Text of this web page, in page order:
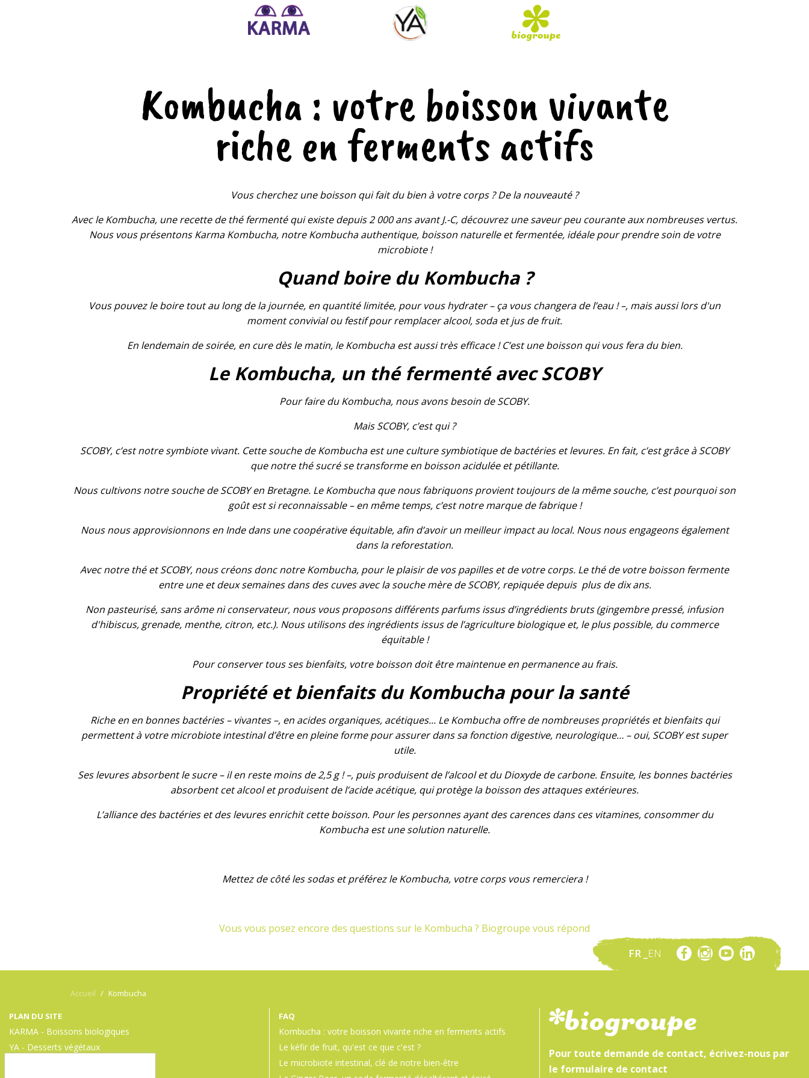
GLACE COCO
Kombucha : votre boisson vivante
riche en ferments actifs
Vous cherchez une boisson qui fait du bien à votre corps ? De la nouveauté ?
Avec le Kombucha, une recette de thé fermenté qui existe depuis 2 000 ans avant J.-C, découvrez une saveur peu courante aux nombreuses vertus.
Nous vous présentons Karma Kombucha, notre Kombucha authentique, boisson naturelle et fermentée, idéale pour prendre soin de votre
microbiote !
Quand boire du Kombucha ?
Vous pouvez le boire tout au long de la journée, en quantité limitée, pour vous hydrater – ça vous changera de l’eau ! –, mais aussi lors d'un
moment convivial ou festif pour remplacer alcool, soda et jus de fruit.
En lendemain de soirée, en cure dès le matin, le Kombucha est aussi très efficace ! C’est une boisson qui vous fera du bien.
Le Kombucha, un thé fermenté avec SCOBY
Pour faire du Kombucha, nous avons besoin de SCOBY.
Mais SCOBY, c’est qui ?
SCOBY, c’est notre symbiote vivant. Cette souche de Kombucha est une culture symbiotique de bactéries et levures. En fait, c’est grâce à SCOBY
que notre thé sucré se transforme en boisson acidulée et pétillante.
Nous cultivons notre souche de SCOBY en Bretagne. Le Kombucha que nous fabriquons provient toujours de la même souche, c’est pourquoi son
goût est si reconnaissable – en même temps, c’est notre marque de fabrique !
Nous nous approvisionnons en Inde dans une coopérative équitable, afin d’avoir un meilleur impact au local. Nous nous engageons également
dans la reforestation.
Avec notre thé et SCOBY, nous créons donc notre Kombucha, pour le plaisir de vos papilles et de votre corps. Le thé de votre boisson fermente
entre une et deux semaines dans des cuves avec la souche mère de SCOBY, repiquée depuis plus de dix ans.
Non pasteurisé, sans arôme ni conservateur, nous vous proposons différents parfums issus d’ingrédients bruts (gingembre pressé, infusion
d'hibiscus, grenade, menthe, citron, etc.). Nous utilisons des ingrédients issus de l’agriculture biologique et, le plus possible, du commerce
équitable !
Pour conserver tous ses bienfaits, votre boisson doit être maintenue en permanence au frais.
Propriété et bienfaits du Kombucha pour la santé
Riche en en bonnes bactéries – vivantes –, en acides organiques, acétiques... Le Kombucha offre de nombreuses propriétés et bienfaits qui
permettent à votre microbiote intestinal d’être en pleine forme pour assurer dans sa fonction digestive, neurologique… – oui, SCOBY est super
utile.
Ses levures absorbent le sucre – il en reste moins de 2,5 g ! –, puis produisent de l’alcool et du Dioxyde de carbone. Ensuite, les bonnes bactéries
absorbent cet alcool et produisent de l’acide acétique, qui protège la boisson des attaques extérieures.
L’alliance des bactéries et des levures enrichit cette boisson. Pour les personnes ayant des carences dans ces vitamines, consommer du
Kombucha est une solution naturelle.
Mettez de côté les sodas et préférez le Kombucha, votre corps vous remerciera !
Vous vous posez encore des questions sur le Kombucha ? Biogroupe vous répond
FR EN
Accueil Kombucha
PLAN DU SITE
KARMA - Boissons biologiques
YA - Desserts végétaux
FAQ
Kombucha : votre boisson vivante riche en ferments actifs
Le kéfir de fruit, qu'est ce que c'est ?
Le microbiote intestinal, clé de notre bien-être
Pour toute demande de contact, écrivez-nous par
le formulaire de contact